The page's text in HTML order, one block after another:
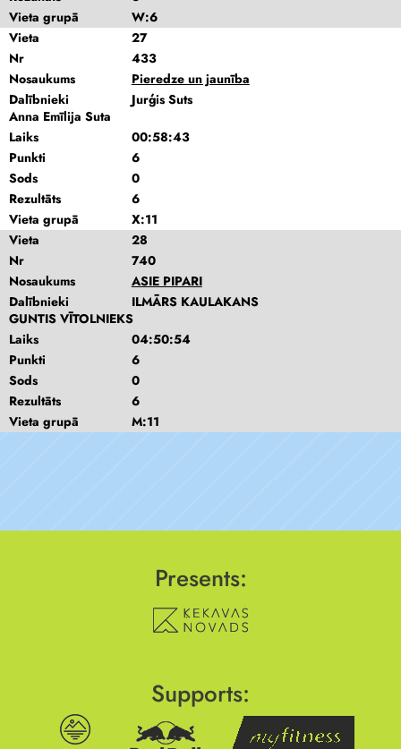
Vieta grupā
W:6
Vieta
27
Nr
433
Nosaukums
Pieredze un jaunība
Dalībnieki
Jurģis Suts
Anna Emīlija Suta
Laiks
00:58:43
Punkti
6
Sods
0
Rezultāts
6
Vieta grupā
X:11
Vieta
28
Nr
740
Nosaukums
ASIE PIPARI
Dalībnieki
ILMĀRS KAULAKANS
GUNTIS VĪTOLNIEKS
Laiks
04:50:54
Punkti
6
Sods
0
Rezultāts
6
Vieta grupā
M:11
Presents:
Supports: